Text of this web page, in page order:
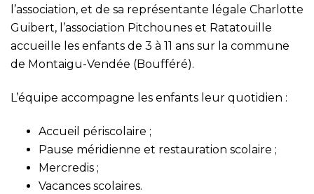
l’association, et de sa représentante légale Charlotte
Guibert, l’association Pitchounes et Ratatouille
accueille les enfants de 3 à 11 ans sur la commune
de Montaigu-Vendée (Boufféré).
L’équipe accompagne les enfants leur quotidien :
Accueil périscolaire ;
Pause méridienne et restauration scolaire ;
Mercredis ;
Vacances scolaires.